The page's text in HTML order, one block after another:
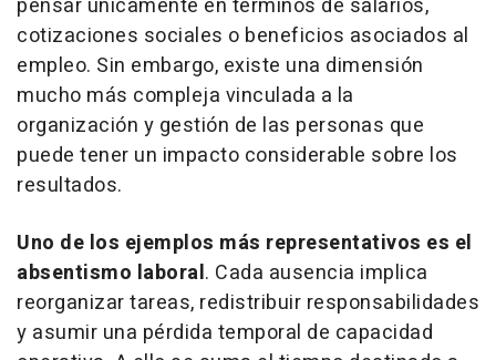
pensar únicamente en términos de salarios,
cotizaciones sociales o beneficios asociados al
empleo. Sin embargo, existe una dimensión
mucho más compleja vinculada a la
organización y gestión de las personas que
puede tener un impacto considerable sobre los
resultados.
Uno de los ejemplos más representativos es el
absentismo laboral. Cada ausencia implica
reorganizar tareas, redistribuir responsabilidades
y asumir una pérdida temporal de capacidad